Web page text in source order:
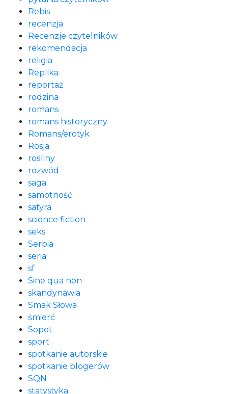
Rebis
recenzja
Recenzje czytelników
rekomendacja
religia
Replika
reportaż
rodzina
romans
romans historyczny
Romans/erotyk
Rosja
rośliny
rozwód
saga
samotność
satyra
science fiction
seks
Serbia
seria
sf
Sine qua non
skandynawia
Smak Słowa
śmierć
Sopot
sport
spotkanie autorskie
spotkanie blogerów
SQN
statystyka